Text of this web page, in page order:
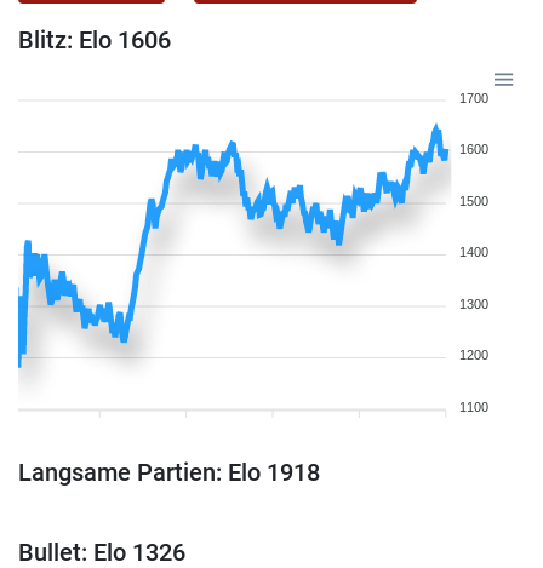
Blitz: Elo 1606
1700
1600
1500
1400
1300
1200
1100
Langsame Partien: Elo 1918
Bullet: Elo 1326